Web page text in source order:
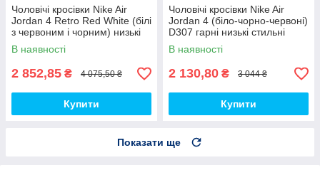
Чоловічі кросівки Nike Air
Jordan 4 Retro Red White (білі
з червоним і чорним) низькі
демі кроси PD7361 топ
В наявності
2 852,85 ₴ 4 075,50 ₴
Купити
Чоловічі кросівки Nike Air
Jordan 4 (біло-чорно-червоні)
D307 гарні низькі стильні
кроси топ
В наявності
2 130,80 ₴ 3 044 ₴
Купити
Показати ще